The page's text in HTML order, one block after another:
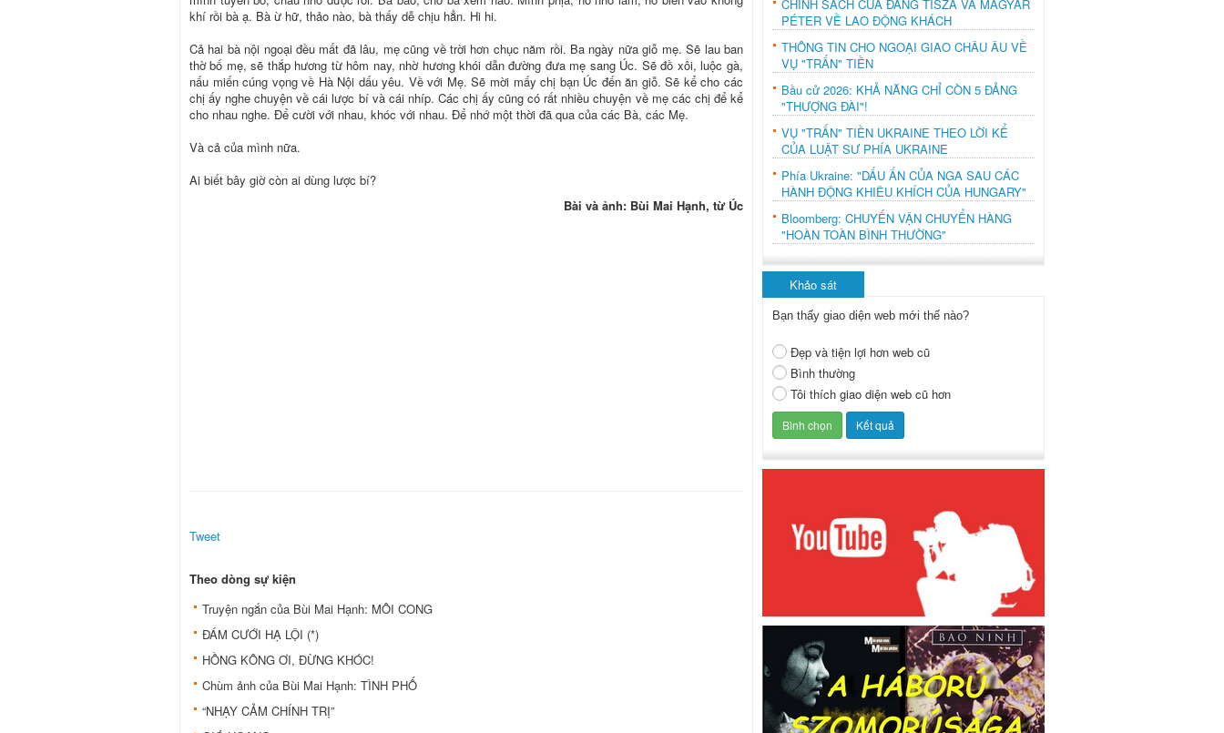
khí rồi bà ạ. Bà ừ hữ, thảo nào, bà thấy dễ chịu hẳn. Hi hi.
Cả hai bà nội ngoại đều mất đã lâu, mẹ cũng về trời hơn chục năm rồi. Ba ngày nữa giỗ mẹ. Sẽ lau ban
thờ bố mẹ, sẽ thắp hương từ hôm nay, nhờ hương khói dẫn đường đưa mẹ sang Úc. Sẽ đồ xôi, luộc gà,
nấu miến cúng vọng về Hà Nội dấu yêu. Về với Mẹ. Sẽ mời mấy chị bạn Úc đến ăn giỗ. Sẽ kể cho các
chị ấy nghe chuyện về cái lược bí và cái nhíp. Các chị ấy cũng có rất nhiều chuyện về mẹ các chị để kể
cho nhau nghe. Để cười với nhau, khóc với nhau. Để nhớ một thời đã qua của các Bà, các Mẹ.
Và cả của mình nữa.
Ai biết bây giờ còn ai dùng lược bí?
Bài và ảnh: Bùi Mai Hạnh, từ Úc
Tweet
Theo dòng sự kiện
Truyện ngắn của Bùi Mai Hạnh: MÔI CONG
ĐÁM CƯỚI HẠ LỘI (*)
HỒNG KÔNG ƠI, ĐỪNG KHÓC!
Chùm ảnh của Bùi Mai Hạnh: TÌNH PHỐ
“NHẠY CẢM CHÍNH TRỊ”
CHÍNH SÁCH CỦA ĐẢNG TISZA VÀ MAGYAR
PÉTER VỀ LAO ĐỘNG KHÁCH
THÔNG TIN CHO NGOẠI GIAO CHÂU ÂU VỀ
VỤ "TRẤN" TIỀN
Bầu cử 2026: KHẢ NĂNG CHỈ CÒN 5 ĐẢNG
"THƯỢNG ĐÀI"!
VỤ "TRẤN" TIỀN UKRAINE THEO LỜI KỂ
CỦA LUẬT SƯ PHÍA UKRAINE
Phía Ukraine: "DẤU ẤN CỦA NGA SAU CÁC
HÀNH ĐỘNG KHIÊU KHÍCH CỦA HUNGARY"
Bloomberg: CHUYẾN VẬN CHUYỂN HÀNG
"HOÀN TOÀN BÌNH THƯỜNG"
Khảo sát
Bạn thấy giao diện web mới thế nào?
Đẹp và tiện lợi hơn web cũ
Bình thường
Tôi thích giao diện web cũ hơn